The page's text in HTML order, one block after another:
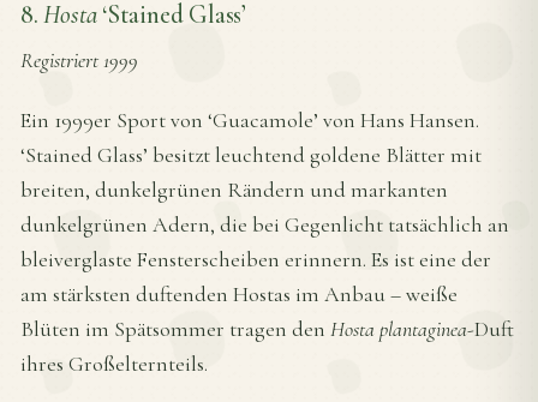
8.Hosta‘Stained Glass’
Registriert 1999
Ein 1999er Sport von ‘Guacamole’ von Hans Hansen.
‘Stained Glass’ besitzt leuchtend goldene Blätter mit
breiten, dunkelgrünen Rändern und markanten
dunkelgrünen Adern, die bei Gegenlicht tatsächlich an
bleiverglaste Fensterscheiben erinnern. Es ist eine der
am stärksten duftenden Hostas im Anbau – weiße
Blüten im Spätsommer tragen den Hosta plantaginea-Duft
ihres Großelternteils.